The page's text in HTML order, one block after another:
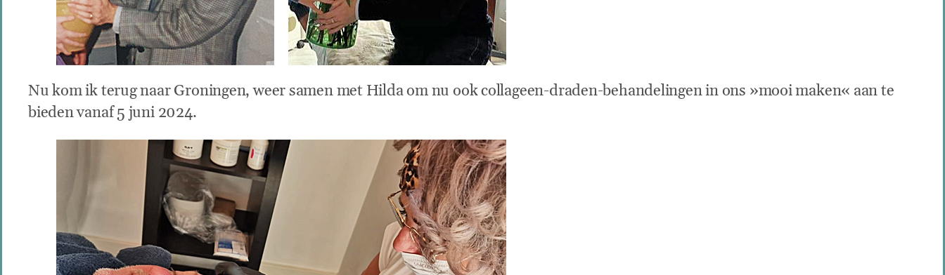
Nu kom ik terug naar Groningen, weer samen met Hilda om nu ook collageen-draden-behandelingen in ons »mooi maken« aan te
bieden vanaf 5 juni 2024.